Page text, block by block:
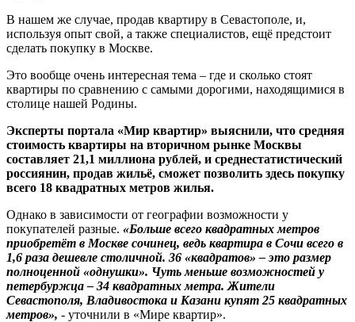
В нашем же случае, продав квартиру в Севастополе, и,
используя опыт свой, а также специалистов, ещё предстоит
сделать покупку в Москве.
Это вообще очень интересная тема – где и сколько стоят
квартиры по сравнению с самыми дорогими, находящимися в
столице нашей Родины.
Эксперты портала «Мир квартир» выяснили, что средняя
стоимость квартиры на вторичном рынке Москвы
составляет 21,1 миллиона рублей, и среднестатистический
россиянин, продав жильё, сможет позволить здесь покупку
всего 18 квадратных метров жилья.
Однако в зависимости от географии возможности у
покупателей разные. «Больше всего квадратных метров
приобретёт в Москве сочинец, ведь квартира в Сочи всего в
1,6 раза дешевле столичной. 36 «квадратов» – это размер
полноценной «однушки». Чуть меньше возможностей у
петербуржца – 34 квадратных метра. Жители
Севастополя, Владивостока и Казани купят 25 квадратных
метров», - уточнили в «Мире квартир».